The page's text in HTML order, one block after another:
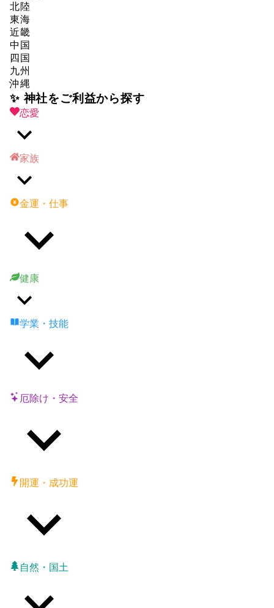
北陸
東海
近畿
中国
四国
九州
沖縄
✨ 神社をご利益から探す
恋愛
家族
金運・仕事
健康
学業・技能
厄除け・安全
開運・成功運
自然・国土